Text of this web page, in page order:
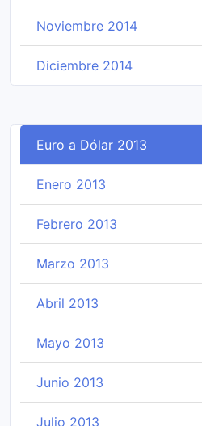
Noviembre 2014
Diciembre 2014
Euro a Dólar 2013
Enero 2013
Febrero 2013
Marzo 2013
Abril 2013
Mayo 2013
Junio 2013
Julio 2013